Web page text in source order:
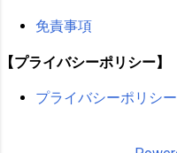
免責事項
【プライバシーポリシー】
プライバシーポリシー